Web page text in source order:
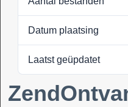
k
Datum plaatsing
Laatst geüpdatet